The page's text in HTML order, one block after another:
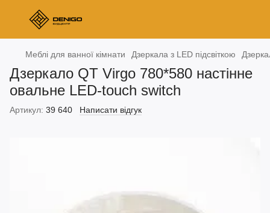
Меблі для ванної кімнати Дзеркала з LED підсвіткою
Дзеркало QT Virgo 780*580 настінне
овальне LED-touch switch
Артикул: 39 640 Написати відгук